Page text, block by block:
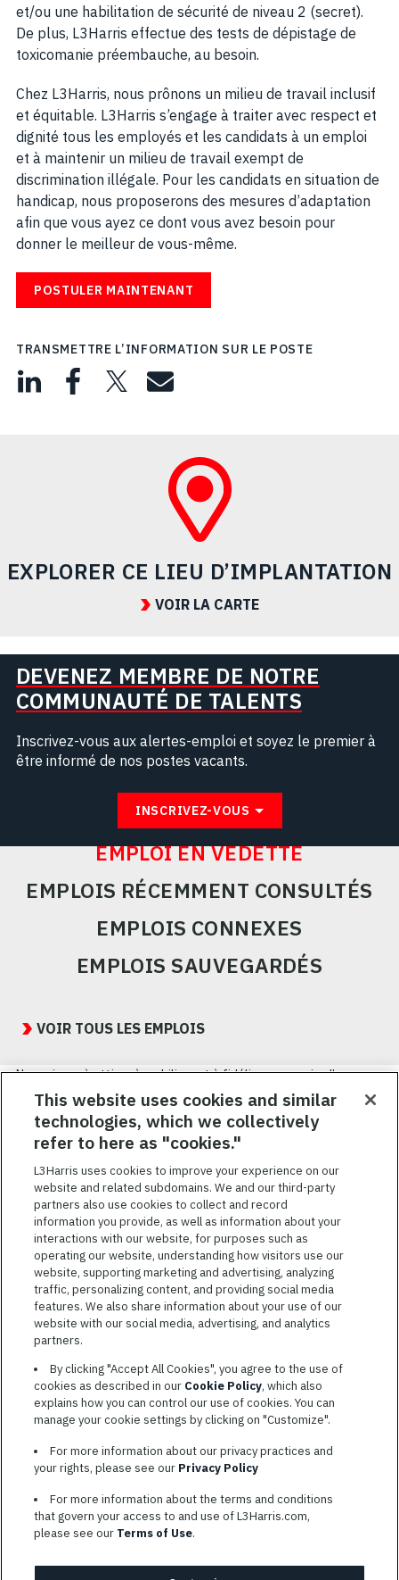
et/ou une habilitation de sécurité de niveau 2 (secret).
De plus, L3Harris effectue des tests de dépistage de
toxicomanie préembauche, au besoin.
Chez L3Harris, nous prônons un milieu de travail inclusif
et équitable. L3Harris s’engage à traiter avec respect et
dignité tous les employés et les candidats à un emploi
et à maintenir un milieu de travail exempt de
discrimination illégale. Pour les candidats en situation de
handicap, nous proposerons des mesures d’adaptation
afin que vous ayez ce dont vous avez besoin pour
donner le meilleur de vous-même.
POSTULER MAINTENANT
TRANSMETTRE L’INFORMATION SUR LE POSTE
EXPLORER CE LIEU D’IMPLANTATION
VOIR LA CARTE
DEVENEZ MEMBRE DE NOTRE
COMMUNAUTÉ DE TALENTS
Inscrivez-vous aux alertes-emploi et soyez le premier à
être informé de nos postes vacants.
INSCRIVEZ-VOUS
EMPLOI EN VEDETTE
EMPLOIS RÉCEMMENT CONSULTÉS
EMPLOIS CONNEXES
EMPLOIS SAUVEGARDÉS
JobsVOIR TOUS LES EMPLOIS
Nous visons à attirer, à mobiliser et à fidéliser une main-d’œuvre
hautement performante et diversifiée. De plus, nous croyons
qu’une culture d’inclusion amusante et décontractée aide nos
employés à réaliser leur plein potentiel. Nous donnons les moyens
à nos employés, sans égard à leur race, leur couleur, leur religion,
origine nationale, leur handicap ou leur statut d’ancien
combattant, d’innover afin de résoudre les problèmes les plus
coriaces de nos clients.
CONDITIONS GÉNÉRALES D’UTILISATION
COOKIE SETTINGS
PLAN DU SITE
PRIVACY POLICY
COOKIE CHOICES & INFO
L3HARRIS.COM
raisonnables aux personnes qualifiées invalides. Les candidats
ayant besoin d’aide sont encouragés à envoyer leurs demandes
d’adaptations raisonnables par courriel à l’adresse
This website uses cookies and similar
technologies, which we collectively
refer to here as "cookies."
L3Harris uses cookies to improve your experience on our
website and related subdomains. We and our third-party
partners also use cookies to collect and record
information you provide, as well as information about your
interactions with our website, for purposes such as
operating our website, understanding how visitors use our
website, supporting marketing and advertising, analyzing
traffic, personalizing content, and providing social media
features. We also share information about your use of our
website with our social media, advertising, and analytics
partners.
By clicking "Accept All Cookies", you agree to the use of
cookies as described in our Cookie Policy, which also
explains how you can control our use of cookies. You can
manage your cookie settings by clicking on "Customize".
For more information about our privacy practices and
your rights, please see our Privacy Policy
For more information about the terms and conditions
that govern your access to and use of L3Harris.com,
please see our Terms of Use.